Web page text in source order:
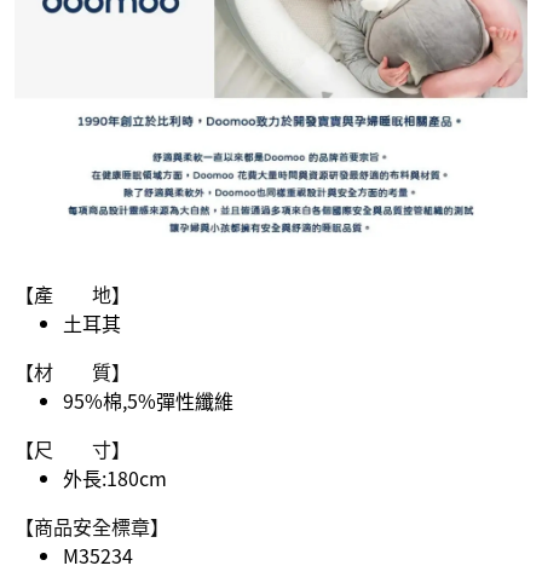
【產 地】
土耳其
【材 質】
95%棉,5%彈性纖維
【尺 寸】
外長:180cm
【商品安全標章】
M35234